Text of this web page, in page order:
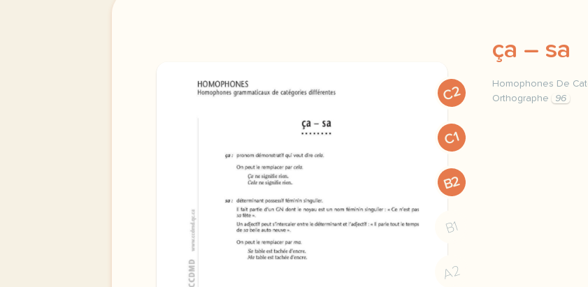
C2
C1
B2
B1
A2
ça – sa
Homophones De
Orthographe
96